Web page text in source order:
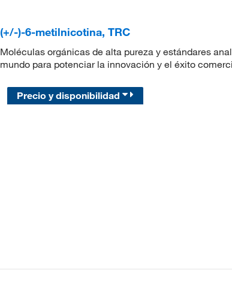
(+/-)-6-metilnicotina, TRC
Moléculas orgánicas de alta pureza y estándares
mundo para potenciar la innovación y el éxito
Precio y disponibilidad